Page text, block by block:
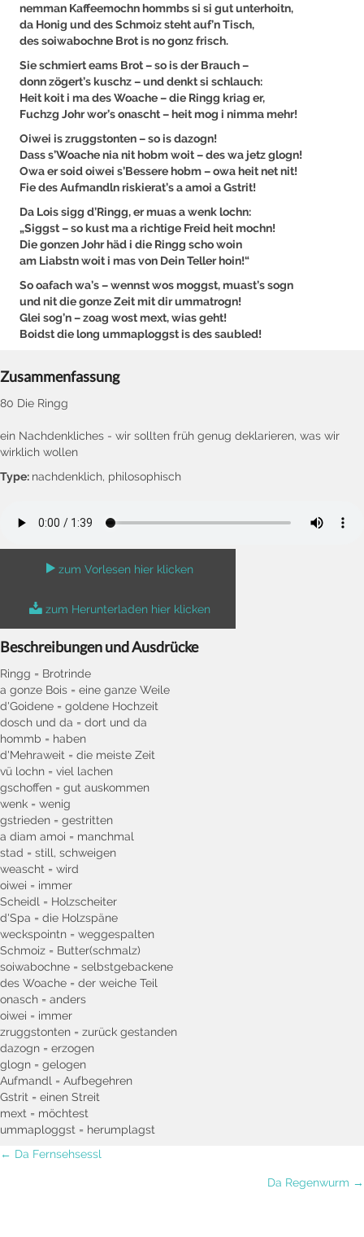
nemman Kaffeemochn hommbs si si gut unterhoitn,
da Honig und des Schmoiz steht auf’n Tisch,
des soiwabochne Brot is no gonz frisch.
Sie schmiert eams Brot – so is der Brauch –
donn zögert’s kuschz – und denkt si schlauch:
Heit koit i ma des Woache – die Ringg kriag er,
Fuchzg Johr wor’s onascht – heit mog i nimma mehr!
Oiwei is zruggstonten – so is dazogn!
Dass s’Woache nia nit hobm woit – des wa jetz glogn!
Owa er soid oiwei s’Bessere hobm – owa heit net nit!
Fie des Aufmandln riskierat’s a amoi a Gstrit!
Da Lois sigg d’Ringg, er muas a wenk lochn:
„Siggst – so kust ma a richtige Freid heit mochn!
Die gonzen Johr häd i die Ringg scho woin
am Liabstn woit i mas von Dein Teller hoin!“
So oafach wa’s – wennst wos moggst, muast’s sogn
und nit die gonze Zeit mit dir ummatrogn!
Glei sog’n – zoag wost mext, wias geht!
Boidst die long ummaploggst is des saubled!
Zusammenfassung
80 Die Ringg
ein Nachdenkliches - wir sollten früh genug deklarieren, was wir
wirklich wollen
Type: nachdenklich, philosophisch
zum Vorlesen hier klicken
zum Herunterladen hier klicken
Beschreibungen und Ausdrücke
Ringg = Brotrinde
a gonze Bois = eine ganze Weile
d'Goidene = goldene Hochzeit
dosch und da = dort und da
hommb = haben
d'Mehraweit = die meiste Zeit
vü lochn = viel lachen
gschoffen = gut auskommen
wenk = wenig
gstrieden = gestritten
a diam amoi = manchmal
stad = still, schweigen
weascht = wird
oiwei = immer
Scheidl = Holzscheiter
d'Spa = die Holzspäne
weckspointn = weggespalten
Schmoiz = Butter(schmalz)
soiwabochne = selbstgebackene
des Woache = der weiche Teil
onasch = anders
oiwei = immer
zruggstonten = zurück gestanden
dazogn = erzogen
glogn = gelogen
Aufmandl = Aufbegehren
Gstrit = einen Streit
mext = möchtest
ummaploggst = herumplagst
Posts
← Da Fernsehsessl
Da Regenwurm →